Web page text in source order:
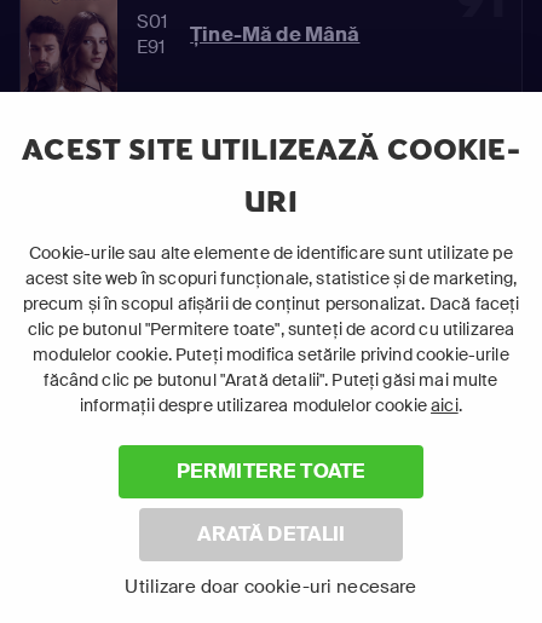
ACEST SITE UTILIZEAZĂ COOKIE-
URI
Cookie-urile sau alte elemente de identificare sunt utilizate pe
acest site web în scopuri funcționale, statistice și de marketing,
precum și în scopul afișării de conținut personalizat. Dacă faceți
clic pe butonul "Permitere toate", sunteți de acord cu utilizarea
modulelor cookie. Puteți modifica setările privind cookie-urile
făcând clic pe butonul "Arată detalii". Puteți găsi mai multe
informații despre utilizarea modulelor cookieaici.
PERMITERE TOATE
ARATĂ DETALII
Utilizare doar cookie-uri necesare
S01
E91
Ține-Mă de Mână
92
Ține-Mă de Mână
93
S01
E93
Ține-Mă de Mână
Ține-Mă de Mână